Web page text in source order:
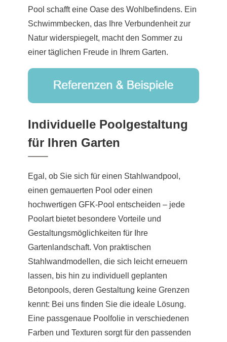
Pool schafft eine Oase des Wohlbefindens. Ein
Schwimmbecken, das Ihre Verbundenheit zur
Natur widerspiegelt, macht den Sommer zu
einer täglichen Freude in Ihrem Garten.
Individuelle Poolgestaltung
für Ihren Garten
Egal, ob Sie sich für einen Stahlwandpool,
einen gemauerten Pool oder einen
hochwertigen GFK-Pool entscheiden – jede
Poolart bietet besondere Vorteile und
Gestaltungsmöglichkeiten für Ihre
Gartenlandschaft. Von praktischen
Stahlwandmodellen, die sich leicht erneuern
lassen, bis hin zu individuell geplanten
Betonpools, deren Gestaltung keine Grenzen
kennt: Bei uns finden Sie die ideale Lösung.
Eine passgenaue Poolfolie in verschiedenen
Farben und Texturen sorgt für den passenden